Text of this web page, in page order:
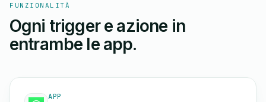
FUNZIONALITÀ
Ogni trigger e azione in
entrambe le app.
APP